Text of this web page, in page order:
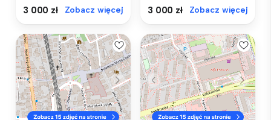
3 000 zł Zobacz więcej 3 000 zł Zobacz więcej